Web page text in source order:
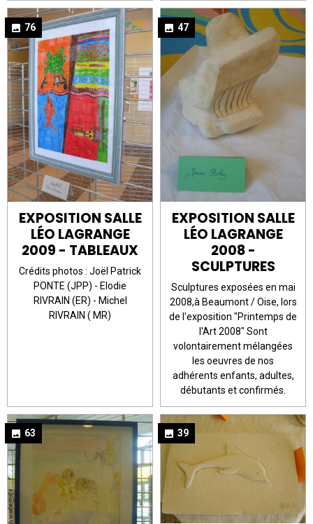
76
EXPOSITION SALLE
LÉO LAGRANGE
2009 - TABLEAUX
Crédits photos : Joël Patrick
PONTE (JPP) - Elodie
RIVRAIN (ER) - Michel
RIVRAIN ( MR)
47
EXPOSITION SALLE
LÉO LAGRANGE
2008 -
SCULPTURES
Sculptures exposées en mai
2008,à Beaumont / Oise, lors
de l'exposition "Printemps de
l'Art 2008" Sont
volontairement mélangées
les oeuvres de nos
adhérents enfants, adultes,
débutants et confirmés.
63 39